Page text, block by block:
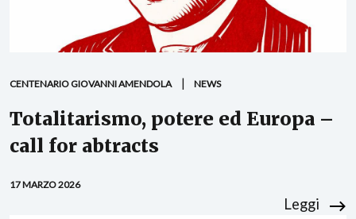
CENTENARIO GIOVANNI AMENDOLA NEWS
Totalitarismo, potere ed Europa –
call for abtracts
17 MARZO 2026
Leggi